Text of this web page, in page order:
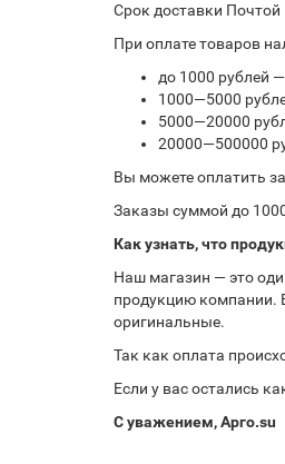
Срок доставки Почтой
При оплате товаров
до 1000 рублей
1000—5000
5000—20000
20000—500000
Вы можете оплатить
Заказы суммой до
Как узнать, что
Наш магазин — это
продукцию компании.
оригинальные.
Так как оплата
Если у вас остались
С уважением, Арго.su